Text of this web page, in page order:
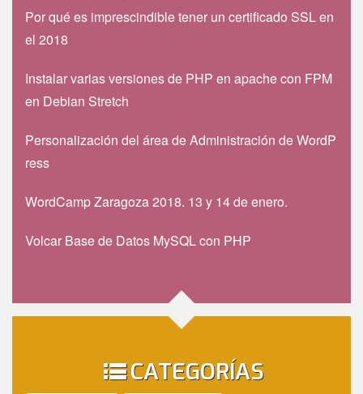
Por qué es imprescindible tener un certificado SSL en
el 2018
Instalar varias versiones de PHP en apache con FPM
en Debian Stretch
Personalización del área de Administración de WordP
ress
WordCamp Zaragoza 2018. 13 y 14 de enero.
Volcar Base de Datos MySQL con PHP
CATEGORÍAS